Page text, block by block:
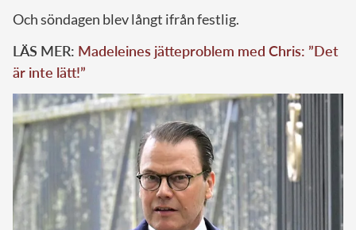
Och söndagen blev långt ifrån festlig.
LÄS MER: Madeleines jätteproblem med Chris: ”Det
är inte lätt!”